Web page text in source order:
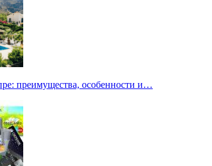
преимущества, особенности и…